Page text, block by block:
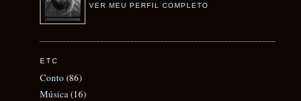
VER MEU PERFIL COMPLETO
ETC
Conto (86)
Música(16)